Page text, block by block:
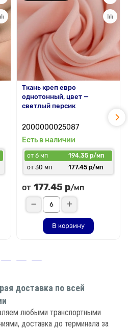
Ткань креп евро
однотонный, цвет —
светлый персик
2000000025087
Есть в наличии
от 6 мп
194.35 р/мп
от 30 мп
177.45 р/мп
от 177.45 р/мп
В корзину
доставка по всей
любыми транспортными
доставка до терминала за